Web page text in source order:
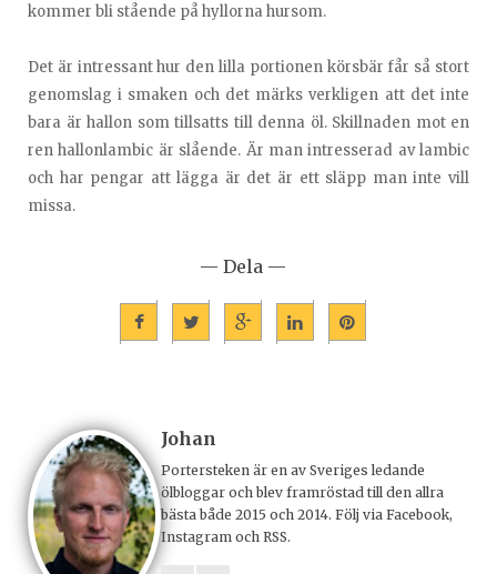
kommer bli stående på hyllorna hursom.
Det är intressant hur den lilla portionen körsbär får så stort
genomslag i smaken och det märks verkligen att det inte
bara är hallon som tillsatts till denna öl. Skillnaden mot en
ren hallonlambic är slående. Är man intresserad av lambic
och har pengar att lägga är det är ett släpp man inte vill
missa.
— Dela —
Johan
Portersteken är en av Sveriges ledande
ölbloggar och blev framröstad till den allra
bästa både 2015 och 2014. Följ via Facebook,
Instagram och RSS.